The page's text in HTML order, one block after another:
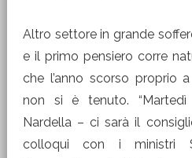
Altro settore in grande
e il primo pensiero corre
che l’anno scorso proprio
non si è tenuto.
Nardella – ci sarà il
colloqui con i ministri